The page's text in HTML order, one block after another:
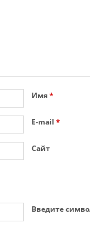
Имя*
E-mail *
Сайт
Введите